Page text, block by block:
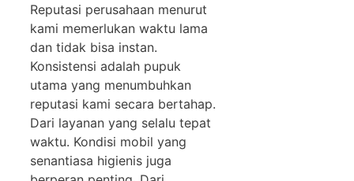
Reputasi perusahaan menurut
kami memerlukan waktu lama
dan tidak bisa instan.
Konsistensi adalah pupuk
utama yang menumbuhkan
reputasi kami secara bertahap.
Dari layanan yang selalu tepat
waktu. Kondisi mobil yang
senantiasa higienis juga